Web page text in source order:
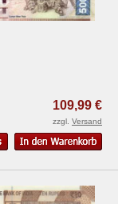
109,99 €
zzgl. Versand